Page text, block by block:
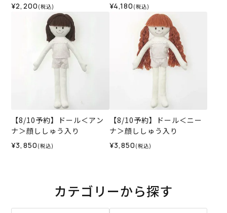
¥2,200 (税込) ¥4,180 (税込)
【8/10予約】ドール＜アン
ナ＞顔ししゅう入り
¥3,850 (税込)
【8/10予約】ドール＜ニー
ナ＞顔ししゅう入り
¥3,850 (税込)
カテゴリーから探す